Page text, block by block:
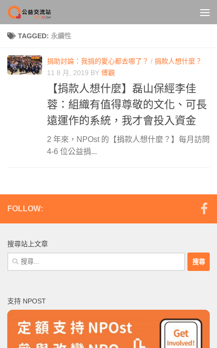
Skip to content
TAGGED: 永續性
捐助討論：我捐的愛心都去哪了？ / 捐款人想什麼？
11 8 月, 2019 BY 傅觀
【捐款人想什麼】磊山保經李佳
蓉：組織有值得尊敬的文化、可長
遠運作的系統，我才會投入資金
2 年來，NPOst 的【捐款人想什麼？】每月訪問
4-6 位公益捐...
FOLLOW:
搜尋站上文章
搜
尋
字:
支持 NPOST